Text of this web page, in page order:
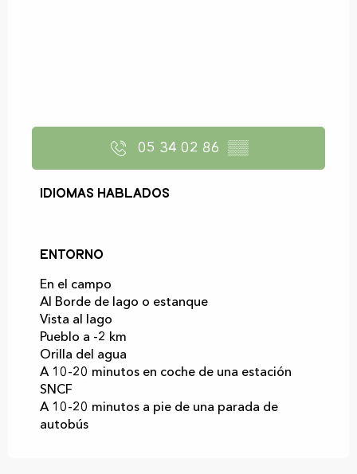
05 34 02 86 ▒▒
Idiomas hablados
Idiomas hablados
Entorno
Entorno
En el campo
Al Borde de lago o estanque
Vista al lago
Pueblo a -2 km
Orilla del agua
A 10-20 minutos en coche de una estación
SNCF
A 10-20 minutos a pie de una parada de
autobús